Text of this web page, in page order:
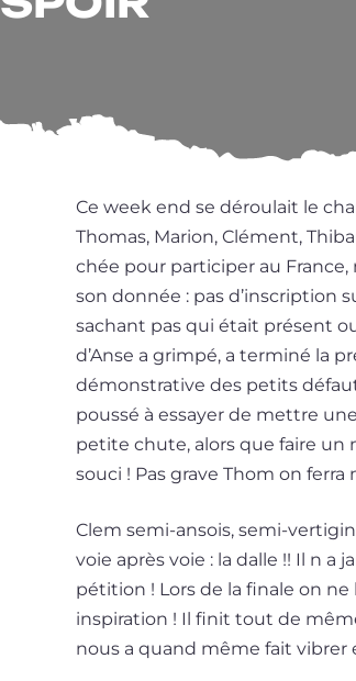
Ce week end se dérou­lait le
Thomas, Marion, Clément,
chée pour par­ti­ci­per au
son don­née : pas d’ins­crip­tion
sachant pas qui était pré­sent
d’Anse a grim­pé, a ter­mi­né la
démons­tra­tive des petits
pous­sé à essayer de mettre
petite chute, alors que faire un
sou­ci ! Pas grave Thom on
Clem semi-ansois, semi-
voie après voie : la dalle !! Il n
pé­ti­tion ! Lors de la finale on ne
ins­pi­ra­tion ! Il finit tout de
nous a quand même fait vibrer